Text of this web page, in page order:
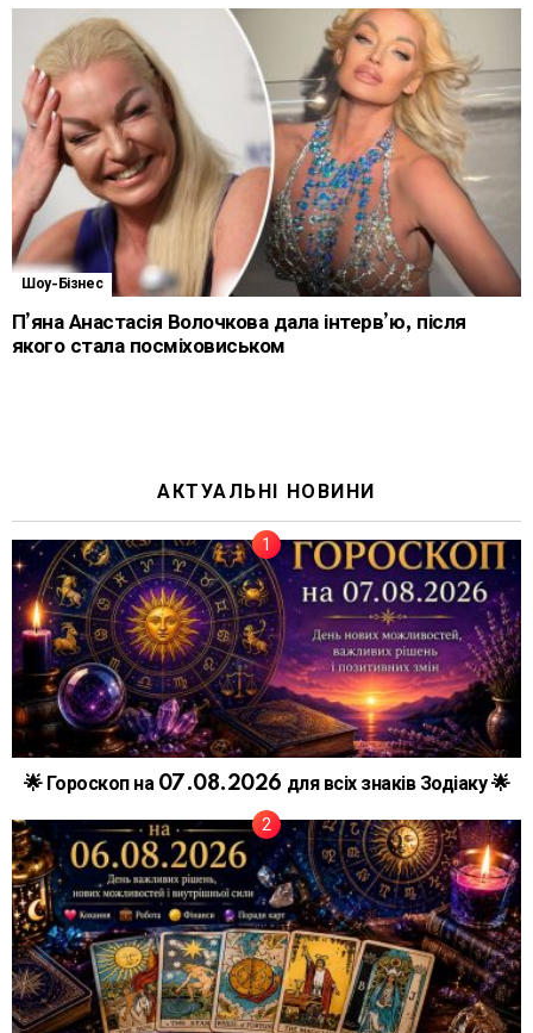
Шоу-Бізнес
П’яна Анастасія Волочкова дала інтерв’ю, після
якого стала посміховиськом
АКТУАЛЬНІ НОВИНИ
🌟 Гороскоп на 07.08.2026 для всіх знаків Зодіаку 🌟